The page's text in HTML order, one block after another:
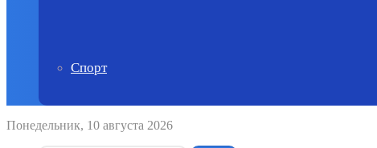
Спорт
Понедельник, 10 августа 2026